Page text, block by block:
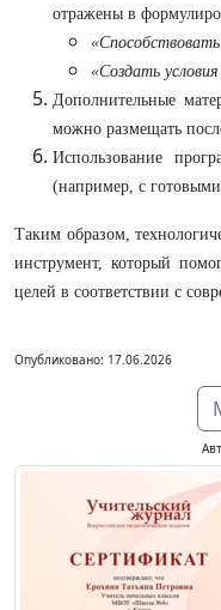
отражены в
«Создать
Дополнительные
можно размещать
Использование
(например, с
Таким образом,
инструмент, который
целей в соответствии с
Опубликовано: 17.06.2026